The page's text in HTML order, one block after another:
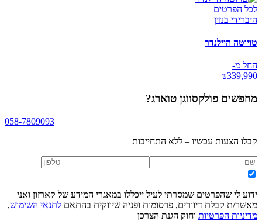
לכל הפרטים
היברידי בנזין
טויוטה היילנדר
החל מ-
₪339,990
מחפשים פולקסווגן טוארג?
058-7809093
קבלו הצעות עכשיו – ללא התחייבות
ידוע לי שהפרטים שמסרתי לעיל ייכללו במאגרי המידע של קארזון ואני
מאשר/ת קבלת דיוורים, פרסומות ופניה שיווקית בהתאם לתנאי השימוש,
מדיניות הפרטיות וחוק הגנת הצרכן